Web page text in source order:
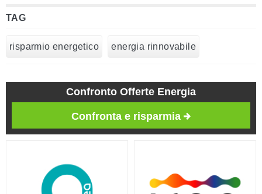
TAG
risparmio energetico energia rinnovabile
Confronto Offerte Energia
Confronta e risparmia